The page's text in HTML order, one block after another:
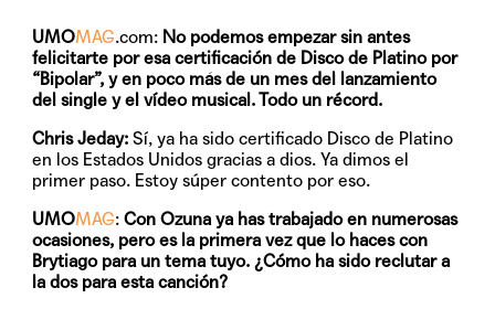
UMOMAG.com: No podemos empezar sin antes
felicitarte por esa certificación de Disco de Platino por
“Bipolar”, y en poco más de un mes del lanzamiento
del single y el vídeo musical. Todo un récord.
Chris Jeday: Sí, ya ha sido certificado Disco de Platino
en los Estados Unidos gracias a dios. Ya dimos el
primer paso. Estoy súper contento por eso.
UMOMAG: Con Ozuna ya has trabajado en numerosas
ocasiones, pero es la primera vez que lo haces con
Brytiago para un tema tuyo. ¿Cómo ha sido reclutar a
la dos para esta canción?